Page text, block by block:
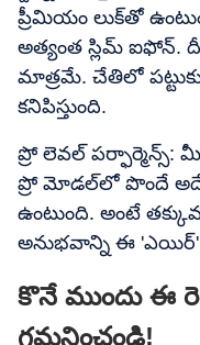
ప్రీమియం లుక్‌తో
అత్యంత స్లిమ్​ ఐఫోన్.
మాత్రమే. చేతిలో
కనిపిస్తుంది.
ప్రో లెవల్ పర్ఫార్మెన్స్:
ప్రో మోడల్‌లో పొందే అదే
ఉంటుంది. అంటే
అనుభవాన్ని ఈ 'ఎయిర్'
కొనే ముందు ఈ
గమనించండి!